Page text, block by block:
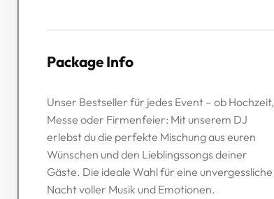
Package Info
Unser Bestseller für jedes Event – ob Hochzeit,
Messe oder Firmenfeier: Mit unserem DJ
erlebst du die perfekte Mischung aus euren
Wünschen und den Lieblingssongs deiner
Gäste. Die ideale Wahl für eine unvergessliche
Nacht voller Musik und Emotionen.